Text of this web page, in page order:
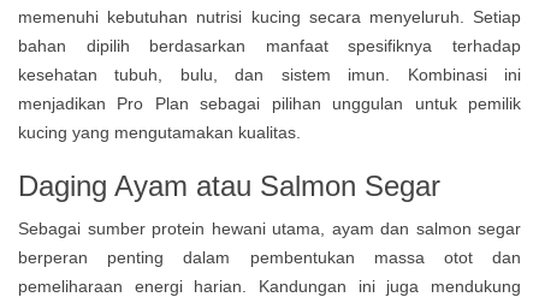
memenuhi kebutuhan nutrisi kucing secara menyeluruh. Setiap
bahan dipilih berdasarkan manfaat spesifiknya terhadap
kesehatan tubuh, bulu, dan sistem imun. Kombinasi ini
menjadikan Pro Plan sebagai pilihan unggulan untuk pemilik
kucing yang mengutamakan kualitas.
Daging Ayam atau Salmon Segar
Sebagai sumber protein hewani utama, ayam dan salmon segar
berperan penting dalam pembentukan massa otot dan
pemeliharaan energi harian. Kandungan ini juga mendukung